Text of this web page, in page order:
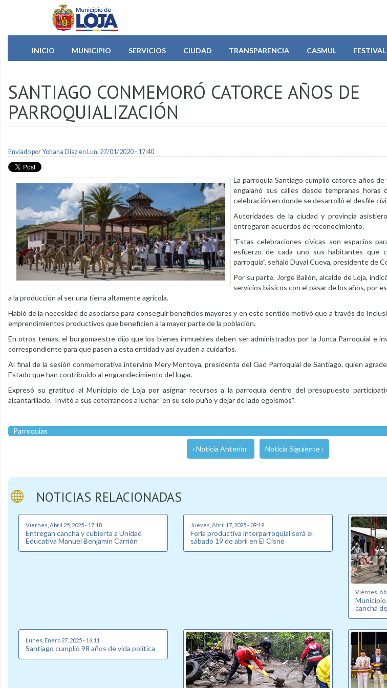
Pasar al contenido principal
INICIO
MUNICIPIO SERVICIOS CIUDAD TRANSPARENCIA CASMUL FESTIVAL
SANTIAGO CONMEMORÓ CATORCE AÑOS DE
PARROQUIALIZACIÓN
Enviado porYohana Diazen Lun, 27/01/2020 - 17:40
La parroquia Santiago cumplió catorce años
engalanó sus calles desde tempranas
celebración en donde se desarrolló el desfile
Autoridades de la ciudad y provincia
entregaron acuerdos de reconocimiento.
"Estas celebraciones cívicas son espacios
esfuerzo de cada uno sus habitantes que
parroquia", señaló Duval Cueva, presidente de
Por su parte, Jorge Bailón, alcalde de Loja,
servicios básicos con el pasar de los años, por
a la producción al ser una tierra altamente agrícola.
Habló de la necesidad de asociarse para conseguir beneficios mayores y en este sentido motivó que a través de
emprendimientos productivos que beneficien a la mayor parte de la población.
En otros temas, el burgomaestre dijo que los bienes inmuebles deben ser administrados por la Junta Parroquial e
correspondiente para que pasen a esta entidad y así ayuden a cuidarlos.
Al final de la sesión conmemorativa intervino Mery Montoya, presidenta del Gad Parroquial de Santiago, quien
Estado que han contribuido al engrandecimiento del lugar.
Expresó su gratitud al Municipio de Loja por asignar recursos a la parroquia dentro del presupuesto
alcantarillado. Invitó a sus coterráneos a luchar "en su solo puño y dejar de lado egoísmos".
Parroquias
‹ Noticia Anterior Noticia Siguiente ›
NOTICIAS RELACIONADAS
Viernes, Abril 25, 2025 - 17:18
Entregan cancha y cubierta a Unidad
Educativa Manuel Benjamín Carrión
Jueves, Abril 17, 2025 - 09:19
Feria productiva interparroquial será el
sábado 19 de abril en El Cisne
Viernes,
cancha
Lunes, Enero 27, 2025 - 16:11
Santiago cumplió 98 años de vida política